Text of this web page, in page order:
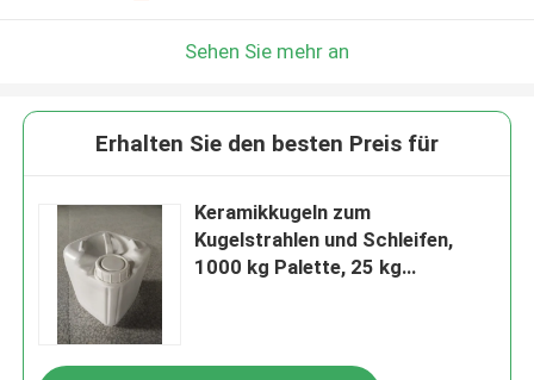
Sehen Sie mehr an
Erhalten Sie den besten Preis für
Keramikkugeln zum
Kugelstrahlen und Schleifen,
1000 kg Palette, 25 kg